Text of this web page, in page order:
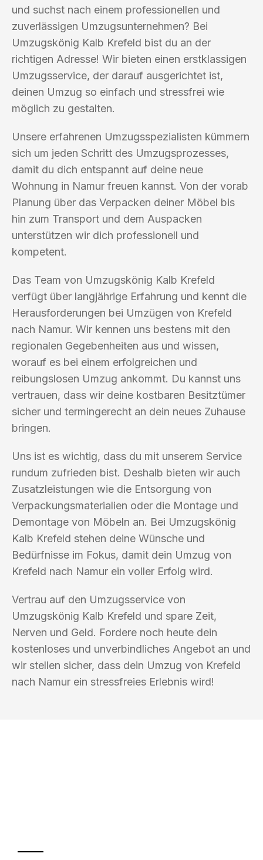
und suchst nach einem professionellen und
zuverlässigen Umzugsunternehmen? Bei
Umzugskönig Kalb Krefeld bist du an der
richtigen Adresse! Wir bieten einen erstklassigen
Umzugsservice, der darauf ausgerichtet ist,
deinen Umzug so einfach und stressfrei wie
möglich zu gestalten.
Unsere erfahrenen Umzugsspezialisten kümmern
sich um jeden Schritt des Umzugsprozesses,
damit du dich entspannt auf deine neue
Wohnung in Namur freuen kannst. Von der vorab
Planung über das Verpacken deiner Möbel bis
hin zum Transport und dem Auspacken
unterstützen wir dich professionell und
kompetent.
Das Team von Umzugskönig Kalb Krefeld
verfügt über langjährige Erfahrung und kennt die
Herausforderungen bei Umzügen von Krefeld
nach Namur. Wir kennen uns bestens mit den
regionalen Gegebenheiten aus und wissen,
worauf es bei einem erfolgreichen und
reibungslosen Umzug ankommt. Du kannst uns
vertrauen, dass wir deine kostbaren Besitztümer
sicher und termingerecht an dein neues Zuhause
bringen.
Uns ist es wichtig, dass du mit unserem Service
rundum zufrieden bist. Deshalb bieten wir auch
Zusatzleistungen wie die Entsorgung von
Verpackungsmaterialien oder die Montage und
Demontage von Möbeln an. Bei Umzugskönig
Kalb Krefeld stehen deine Wünsche und
Bedürfnisse im Fokus, damit dein Umzug von
Krefeld nach Namur ein voller Erfolg wird.
Vertrau auf den Umzugsservice von
Umzugskönig Kalb Krefeld und spare Zeit,
Nerven und Geld. Fordere noch heute dein
kostenloses und unverbindliches Angebot an und
wir stellen sicher, dass dein Umzug von Krefeld
nach Namur ein stressfreies Erlebnis wird!